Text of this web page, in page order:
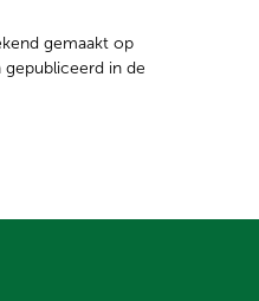
gemaakt op
in de